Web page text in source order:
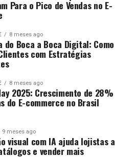
Para o Pico de Vendas no E-
8 meses ago
do Boca a Boca Digital: Como
com Estratégias
8 meses ago
2025: Crescimento de 28%
do E-commerce no Brasil
9 meses ago
visual com IA ajuda lojistas a
e vender mais